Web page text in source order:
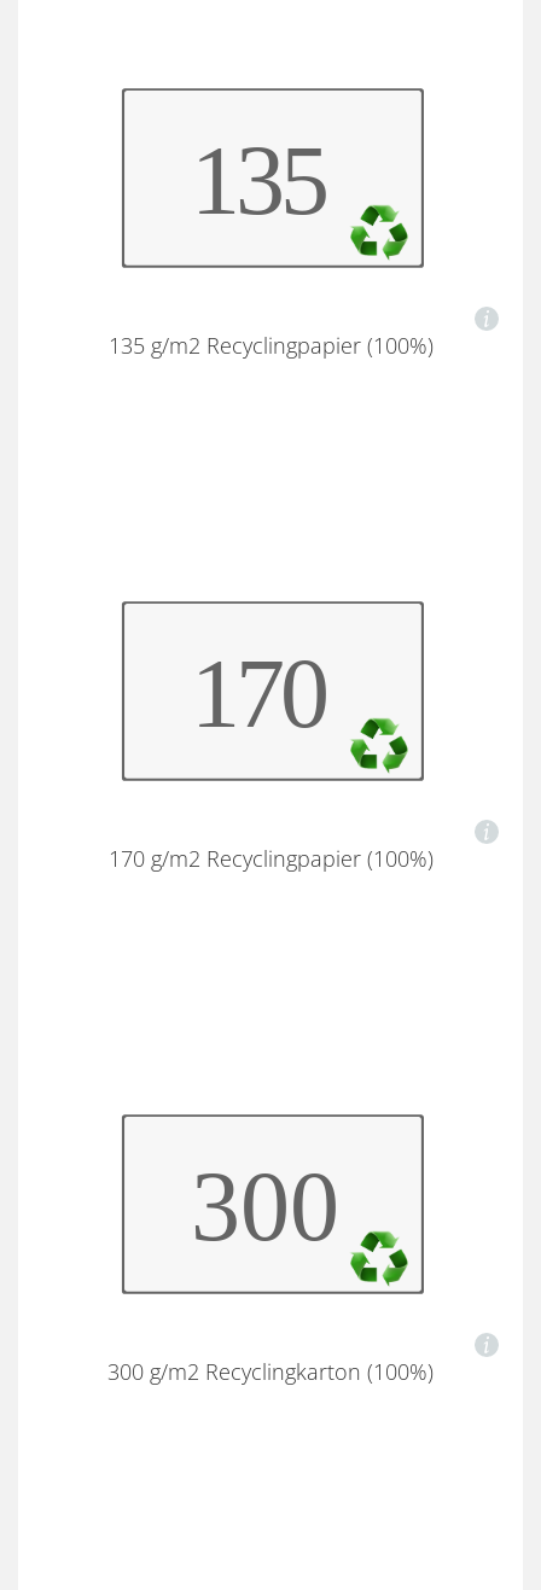
135 g/m2 Recyclingpapier (100%)
170 g/m2 Recyclingpapier (100%)
300 g/m2 Recyclingkarton (100%)